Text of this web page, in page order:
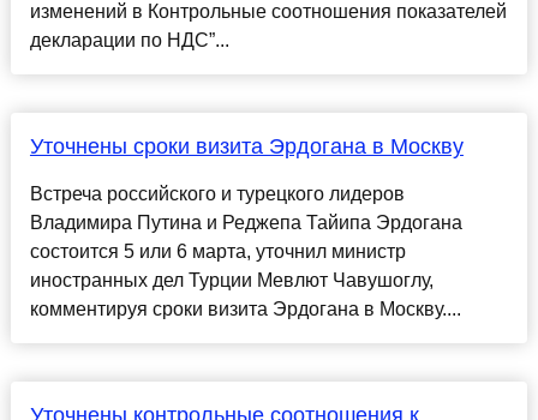
изменений в Контрольные соотношения показателей
декларации по НДС”...
Уточнены сроки визита Эрдогана в Москву
Встреча российского и турецкого лидеров
Владимира Путина и Реджепа Тайипа Эрдогана
состоится 5 или 6 марта, уточнил министр
иностранных дел Турции Мевлют Чавушоглу,
комментируя сроки визита Эрдогана в Москву....